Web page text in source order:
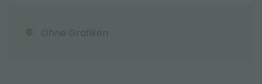
Ohne Grafiken